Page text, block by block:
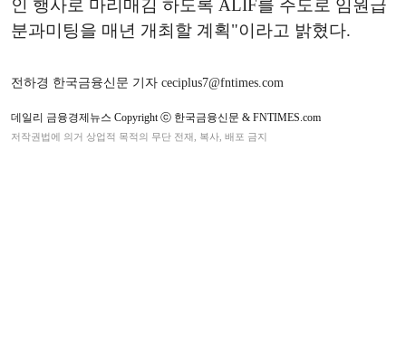
인 행사로 마리매김 하도록 ALIF를 주도로 임원급
분과미팅을 매년 개최할 계획"이라고 밝혔다.
전하경 한국금융신문 기자 ceciplus7@fntimes.com
데일리 금융경제뉴스 Copyright ⓒ 한국금융신문 & FNTIMES.com
저작권법에 의거 상업적 목적의 무단 전재, 복사, 배포 금지